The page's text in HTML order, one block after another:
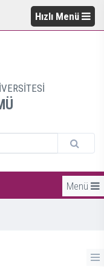
Hızlı Menü
Menü